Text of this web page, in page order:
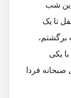
شب
تا یک
برگشتم،
یکی
فردا